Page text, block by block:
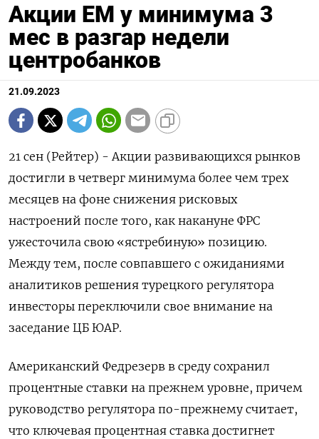
Акции ЕМ у минимума 3
мес в разгар недели
центробанков
21.09.2023
21 сен (Рейтер) - Акции развивающихся рынков
достигли в четверг минимума более чем трех
месяцев на фоне снижения рисковых
настроений после того, как накануне ФРС
ужесточила свою «ястребиную» позицию.
Между тем, после совпавшего с ожиданиями
аналитиков решения турецкого регулятора
инвесторы переключили свое внимание на
заседание ЦБ ЮАР.
Американский Федрезерв в среду сохранил
процентные ставки на прежнем уровне, причем
руководство регулятора по-прежнему считает,
что ключевая процентная ставка достигнет